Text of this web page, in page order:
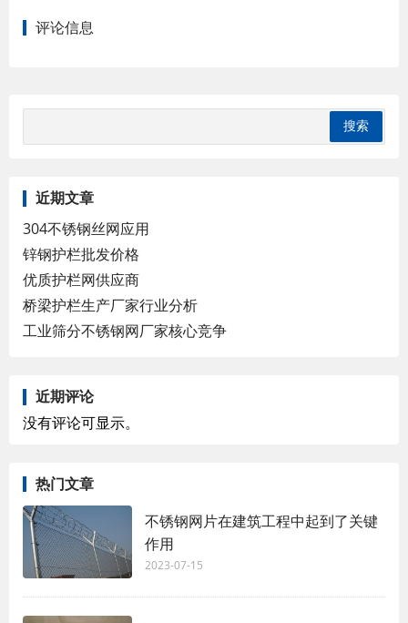
评论信息
近期文章
304不锈钢丝网应用
锌钢护栏批发价格
优质护栏网供应商
桥梁护栏生产厂家行业分析
工业筛分不锈钢网厂家核心竞争
近期评论
没有评论可显示。
热门文章
不锈钢网片在建筑工程中起到了关键
作用
2023-07-15